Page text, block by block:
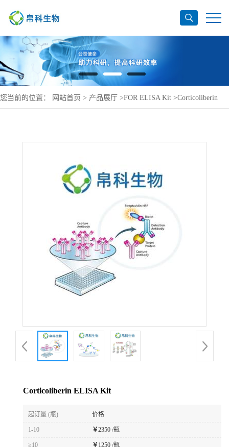
您当前的位置： 网站首页 > 产品展厅 >FOR ELISA Kit >Corticoliberin
Corticoliberin ELISA Kit
起订量 (瓶) 价格
1-10 ￥2350 /瓶
≥10 ￥ 1250 /瓶